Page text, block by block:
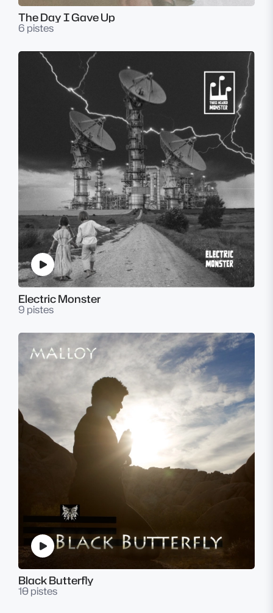
The Day I Gave Up
6 pistes
Electric Monster
9 pistes
Black Butterfly
10 pistes